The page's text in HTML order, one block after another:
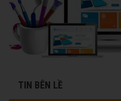
TIN BÊN LỀ